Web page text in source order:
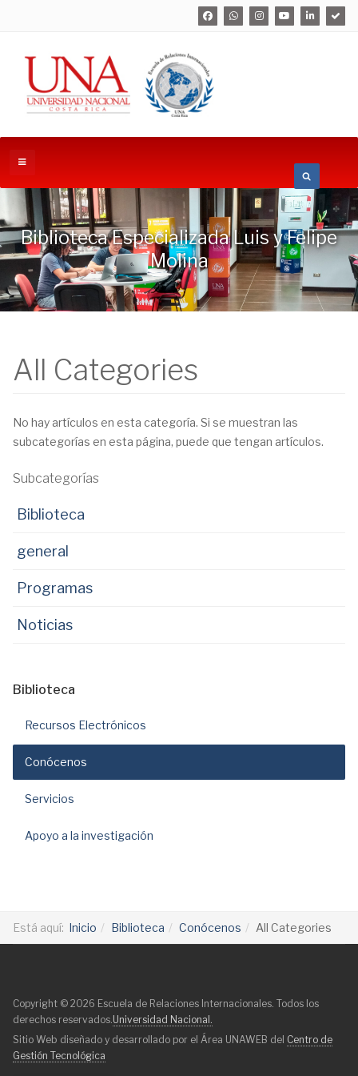
Biblioteca Especializada Luis y Felipe
Molina
All Categories
No hay artículos en esta categoría. Si se muestran las
subcategorías en esta página, puede que tengan artículos.
Subcategorías
Biblioteca
general
Programas
Noticias
Biblioteca
Recursos Electrónicos
Conócenos
Servicios
Apoyo a la investigación
Está aquí: Inicio Biblioteca Conócenos All Categories
Copyright © 2026 Escuela de Relaciones Internacionales. Todos los
derechos reservados.Universidad Nacional.
Sitio Web diseñado y desarrollado por el Área UNAWEB del Centro de
Gestión Tecnológica